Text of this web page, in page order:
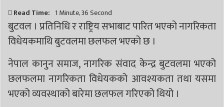
Read Time: 1 Minute, 36 Second
बुटवल । प्रतिनिधि र राष्ट्रिय सभाबाट पारित भएको नागरिकता
विधेयकमाथि बुटवलमा छलफल भएको छ ।
नेपाल कानुन समाज, नागरिक संवाद केन्द्र बुटवलमा भएको
छलफलमा नागरिकता विधेयकको आवश्यकता तथा यसमा
भएको व्यवस्थाको बारेमा छलफल गरिएको थियो ।